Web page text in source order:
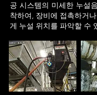
공 시스템의 미세한 누설
착하여, 장비에 접촉하거
게 누설 위치를 파악할 수